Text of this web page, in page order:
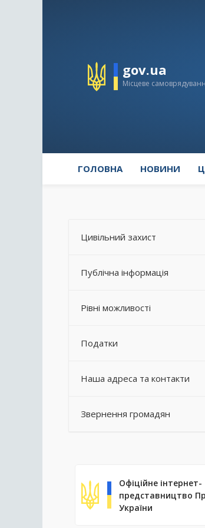
gov.ua
Місцеве
ГОЛОВНА НОВИНИ
Цивільний захист
Публічна інформація
Рівні можливості
Податки
Наша адреса та контакти
Звернення громадян
Офіційне інтернет-
представництво
України